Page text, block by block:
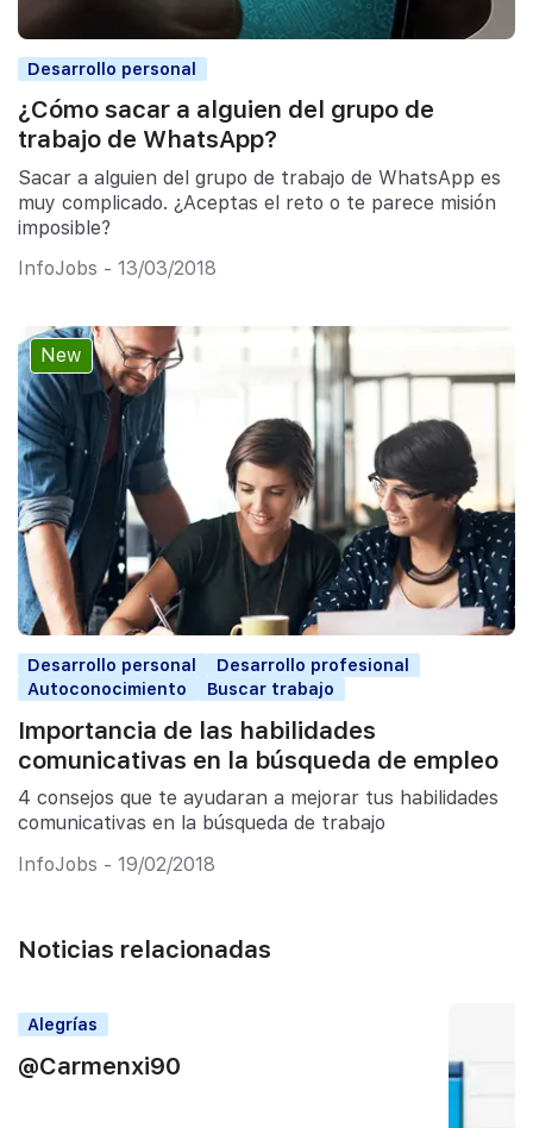
Desarrollo personal
¿Cómo sacar a alguien del grupo de
trabajo de WhatsApp?
Sacar a alguien del grupo de trabajo de WhatsApp es
muy complicado. ¿Aceptas el reto o te parece misión
imposible?
InfoJobs - 13/03/2018
New
Desarrollo personal
Desarrollo profesional
Autoconocimiento
Buscar trabajo
Importancia de las habilidades
comunicativas en la búsqueda de empleo
4 consejos que te ayudaran a mejorar tus habilidades
comunicativas en la búsqueda de trabajo
InfoJobs - 19/02/2018
Noticias relacionadas
Alegrías
@Carmenxi90